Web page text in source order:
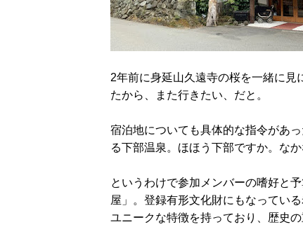
2年前に身延山久遠寺の桜を一緒に見
たから、また行きたい、だと。
宿泊地についても具体的な指令があ
る下部温泉。ほほう下部ですか。な
というわけで参加メンバーの嗜好と
屋」。登録有形文化財にもなってい
ユニークな特徴を持っており、歴史